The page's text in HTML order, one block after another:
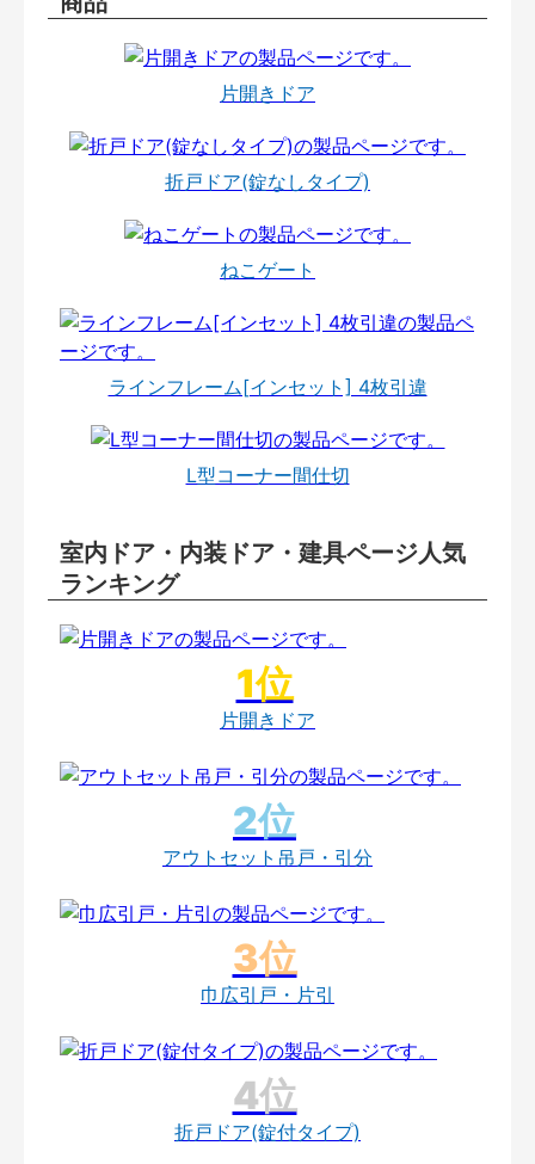
片開きドア
折戸ドア(錠なしタイプ)
ねこゲート
ラインフレーム[インセット] 4枚引違
L型コーナー間仕切
室内ドア・内装ドア・建具ページ人気
ランキング
片開きドア
アウトセット吊戸・引分
巾広引戸・片引
折戸ドア(錠付タイプ)